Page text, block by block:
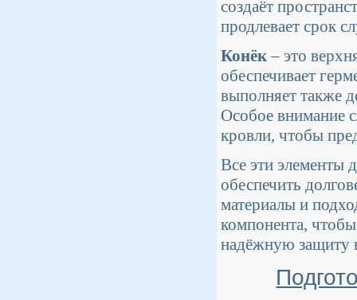
создаёт
продлевает срок
Конёк– это
обеспечивает
выполняет также
Особое внимание
кровли, чтобы
Все эти элементы
обеспечить
материалы и
компонента,
надёжную защиту